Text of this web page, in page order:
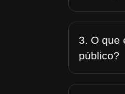
3. O que
público?